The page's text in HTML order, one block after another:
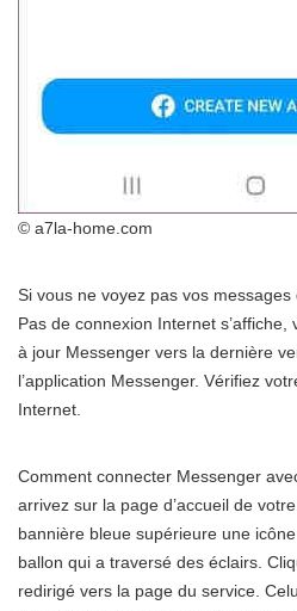
© a7la-home.com
Si vous ne voyez pas vos messages
Pas de connexion Internet
à jour Messenger vers la dernière
l’application Messenger. Vérifiez
Internet.
Comment connecter Messenger
arrivez sur la page d’accueil de
bannière bleue supérieure une
ballon qui a traversé des éclairs.
redirigé vers la page du service.